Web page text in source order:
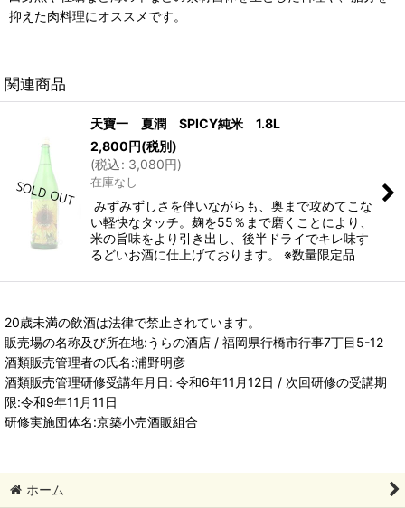
抑えた肉料理にオススメです。
関連商品
天寶一 夏潤 SPICY純米 1.8L
2,800円(税別)
(税込: 3,080円)
在庫なし
みずみずしさを伴いながらも、奥まで攻めてこな
い軽快なタッチ。麹を55％まで磨くことにより、
米の旨味をより引き出し、後半ドライでキレ味す
るどいお酒に仕上げております。 ※数量限定品
20歳未満の飲酒は法律で禁止されています。
販売場の名称及び所在地:うらの酒店 / 福岡県行橋市行事7丁目5-12
酒類販売管理者の氏名:浦野明彦
酒類販売管理研修受講年月日: 令和6年11月12日 / 次回研修の受講期
限:令和9年11月11日
研修実施団体名:京築小売酒販組合
ホーム